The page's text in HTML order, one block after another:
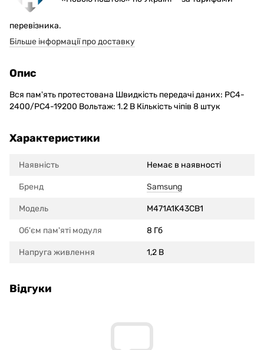
перевізника.
Більше інформації про доставку
Опис
Вся пам'ять протестована Швидкість передачі даних: PC4-
2400/PC4-19200 Вольтаж: 1.2 В Кількість чіпів 8 штук
Характеристики
Наявність Немає в наявності
Бренд Samsung
Модель M471A1K43CB1
Об'єм пам'яті модуля 8 Гб
Напруга живлення 1,2 В
Відгуки